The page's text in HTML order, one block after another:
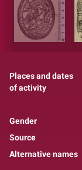
Places and dates
of activity
Gender
Source
Alternative names